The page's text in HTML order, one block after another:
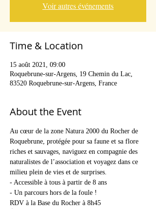
Voir autres événements
Time & Location
15 août 2021, 09:00
Roquebrune-sur-Argens, 19 Chemin du Lac,
83520 Roquebrune-sur-Argens, France
About the Event
Au cœur de la zone Natura 2000 du Rocher de
Roquebrune, protégée pour sa faune et sa flore
riches et sauvages, naviguez en compagnie des
naturalistes de l’association et voyagez dans ce
milieu plein de vies et de surprises.
- Accessible à tous à partir de 8 ans
- Un parcours hors de la foule !
RDV à la Base du Rocher à 8h45